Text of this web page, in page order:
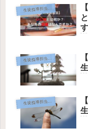
生徒指導担当として
生徒指導担当として
生徒指導担当として